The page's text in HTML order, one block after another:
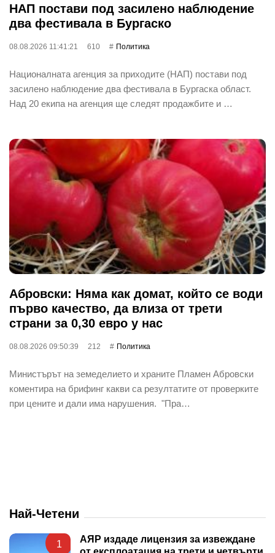
НАП постави под засилено наблюдение
два фестивала в Бургаско
08.08.2026 11:41:21 610 Политика
Националната агенция за приходите (НАП) постави под
засилено наблюдение два фестивала в Бургаска област.
Над 20 екипа на агенция ще следят продажбите и …
Абровски: Няма как домат, който се води
първо качество, да влиза от трети
страни за 0,30 евро у нас
08.08.2026 09:50:39 212 Политика
Министърът на земеделието и храните Пламен Абровски
коментира на брифинг какви са резултатите от проверките
при цените и дали има нарушения. "Пра…
Най-Четени
1
АЯР издаде лицензия за извеждане